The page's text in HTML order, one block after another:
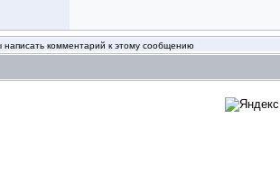
комментарий к этому сообщению